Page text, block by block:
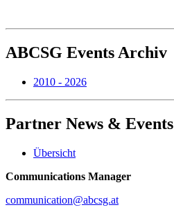
ABCSG Events Archiv
2010 - 2026
Partner News & Events
Übersicht
Communications Manager
communication@abcsg.at